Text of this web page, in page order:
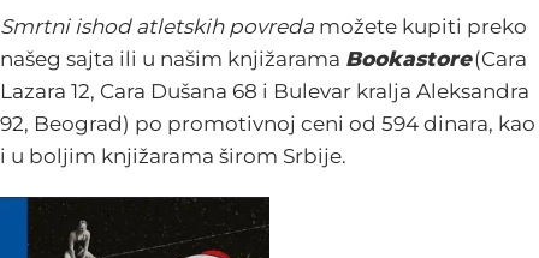
Smrtni ishod atletskih povreda možete kupiti preko
našeg sajta ili u našim knjižarama Bookastore(Cara
Lazara 12, Cara Dušana 68 i Bulevar kralja Aleksandra
92, Beograd) po promotivnoj ceni od 594 dinara, kao
i u boljim knjižarama širom Srbije.